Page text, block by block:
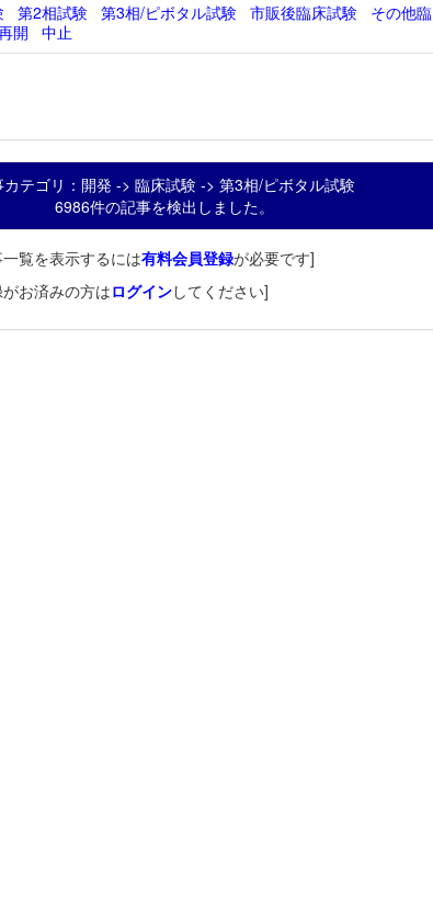
第2相試験 第3相/ピボタル試験 市販後臨床試験
その他臨
開
中止
カテゴリ：開発 -> 臨床試験 -> 第3相/ピボタル試験
6986件の記事を検出しました。
覧を表示するには有料会員登録が必要です]
お済みの方はログインしてください]